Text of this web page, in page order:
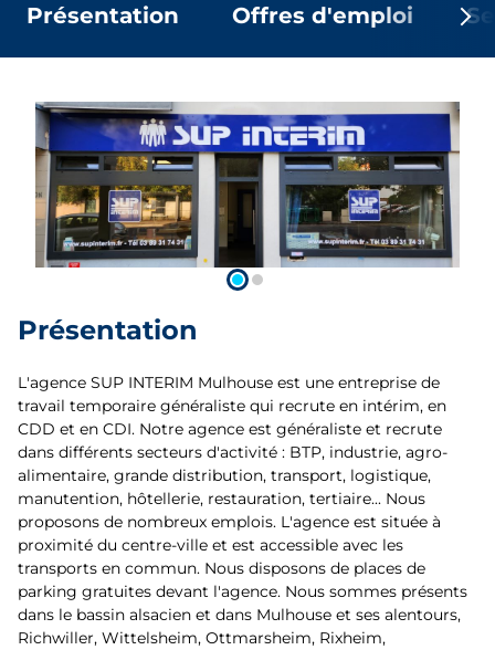
Présentation Offres d'emploi
Présentation
L'agence SUP INTERIM Mulhouse est une entreprise de
travail temporaire généraliste qui recrute en intérim, en
CDD et en CDI. Notre agence est généraliste et recrute
dans différents secteurs d'activité : BTP, industrie, agro-
alimentaire, grande distribution, transport, logistique,
manutention, hôtellerie, restauration, tertiaire... Nous
proposons de nombreux emplois. L'agence est située à
proximité du centre-ville et est accessible avec les
transports en commun. Nous disposons de places de
parking gratuites devant l'agence. Nous sommes présents
dans le bassin alsacien et dans Mulhouse et ses alentours,
Richwiller, Wittelsheim, Ottmarsheim, Rixheim,